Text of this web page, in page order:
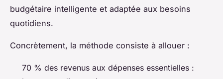
budgétaire intelligente et adaptée aux besoins
quotidiens.
Concrètement, la méthode consiste à allouer :
70 % des revenus aux dépenses essentielles :